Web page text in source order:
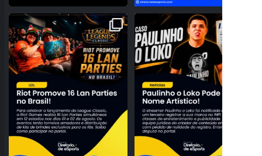
A NOSTALGIA VAI DOMINAR O BRASIL!
RIOT ANUNCIA 16...
28 0
PROBLEMAS NO REGISTRO! PAULINHO
O LOKO PODE PERDER
159